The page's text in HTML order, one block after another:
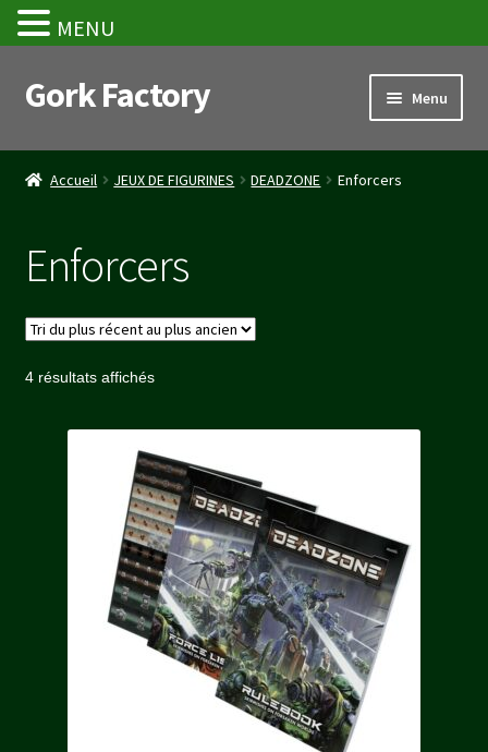
Aller
à
navigation
Aller
au
Gork Factory Menu
Accueil
Mon compte
Panier
Stripe Payment Success Page
Validation de la commande
Accueil JEUX DE FIGURINES DEADZONE Enforcers
Enforcers
4 résultats affichésTrié
au
plus
ancien
MENU